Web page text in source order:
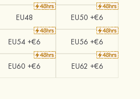
EU48 EU50 +€6
EU54 +€6 EU56 +€6
EU60 +€6 EU62 +€6